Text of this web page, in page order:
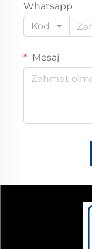
Whatsapp
Kod
Mesaj